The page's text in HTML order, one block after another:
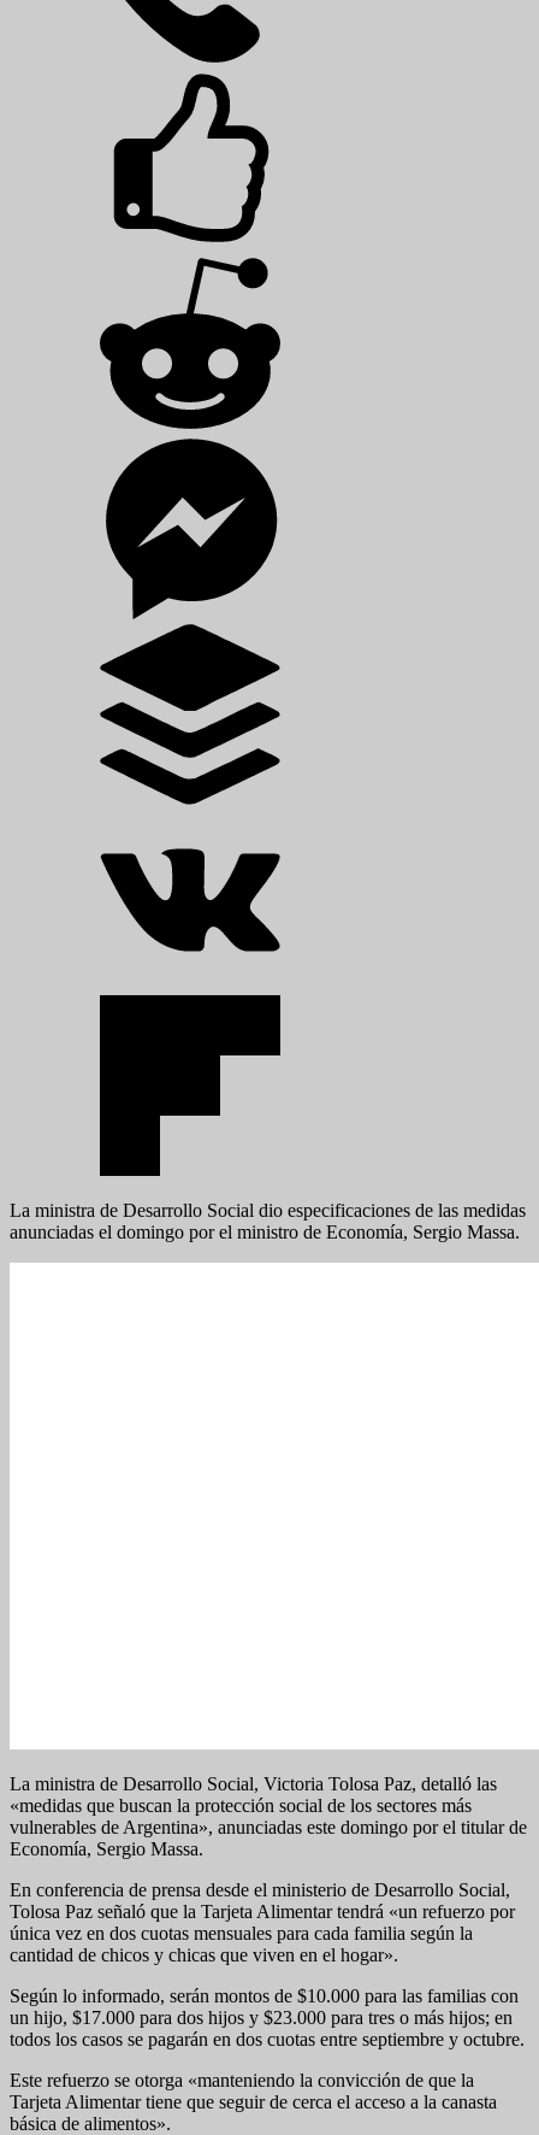
La ministra de Desarrollo Social dio especificaciones de las medidas
anunciadas el domingo por el ministro de Economía, Sergio Massa.
La ministra de Desarrollo Social, Victoria Tolosa Paz, detalló las
«medidas que buscan la protección social de los sectores más
vulnerables de Argentina», anunciadas este domingo por el titular de
Economía, Sergio Massa.
En conferencia de prensa desde el ministerio de Desarrollo Social,
Tolosa Paz señaló que la Tarjeta Alimentar tendrá «un refuerzo por
única vez en dos cuotas mensuales para cada familia según la
cantidad de chicos y chicas que viven en el hogar».
Según lo informado, serán montos de $10.000 para las familias con
un hijo, $17.000 para dos hijos y $23.000 para tres o más hijos; en
todos los casos se pagarán en dos cuotas entre septiembre y octubre.
Este refuerzo se otorga «manteniendo la convicción de que la
Tarjeta Alimentar tiene que seguir de cerca el acceso a la canasta
básica de alimentos».